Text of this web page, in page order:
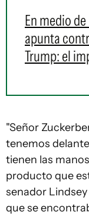
En medio de
apunta
Trump: el
"Señor
tenemos
tienen las
producto que
senador
que se